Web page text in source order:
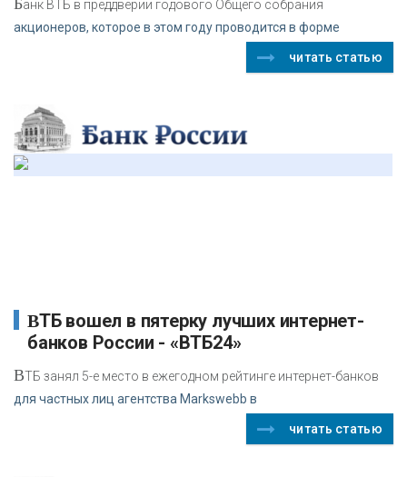
анк ВТБ в преддверии годового Общего собрания
акционеров, которое в этом году проводится в форме
читать статью
ВТБ вошел в пятерку лучших интернет-
банков России - «ВТБ24»
ВТБ занял 5-е место в ежегодном рейтинге интернет-банков
для частных лиц агентства Markswebb в
читать статью